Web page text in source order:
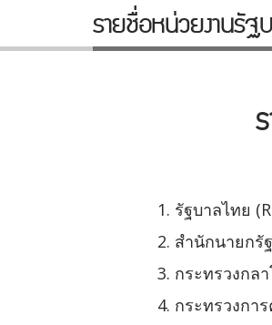
รายชื่อหน่วยงานรัฐ
รัฐบาลไทย
สำนักนายกรั
กระทรวงกล
กระทรวงกา